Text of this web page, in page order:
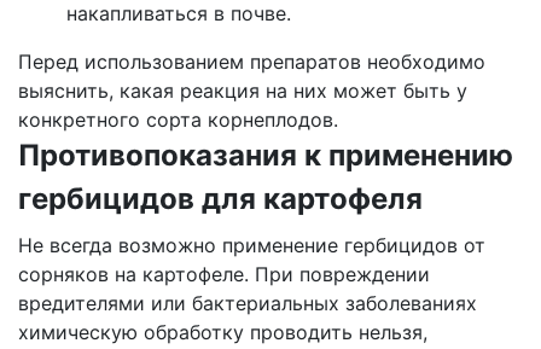
накапливаться в почве.
Перед использованием препаратов необходимо
выяснить, какая реакция на них может быть у
конкретного сорта корнеплодов.
Противопоказания к применению
гербицидов для картофеля
Не всегда возможно применение гербицидов от
сорняков на картофеле. При повреждении
вредителями или бактериальных заболеваниях
химическую обработку проводить нельзя,